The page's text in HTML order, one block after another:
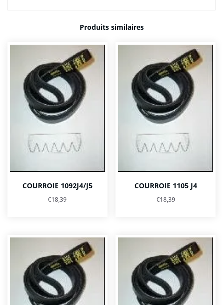
Produits similaires
COURROIE 1092J4/J5
€18,39
COURROIE 1105 J4
€18,39